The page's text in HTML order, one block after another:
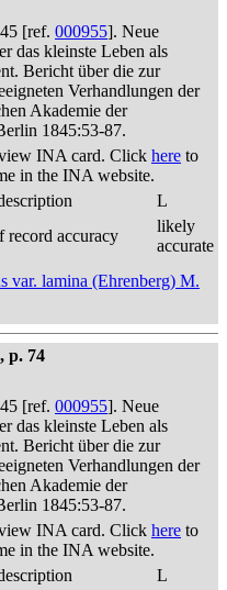
[ref. 000955]. Neue
das kleinste Leben als
Bericht über die zur
Verhandlungen der
Akademie der
1845:53-87.
INA card. Click here to
in the INA website.
L
record accuracy
likely
accurate
var. lamina (Ehrenberg) M.
p. 74
[ref. 000955]. Neue
das kleinste Leben als
Bericht über die zur
Verhandlungen der
Akademie der
1845:53-87.
INA card. Click here to
in the INA website.
L